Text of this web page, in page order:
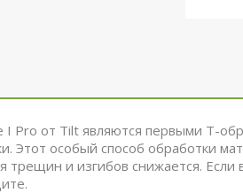
I Pro от Tilt являются первыми Т-
Этот особый способ обработки
трещин и изгибов снижается. Если